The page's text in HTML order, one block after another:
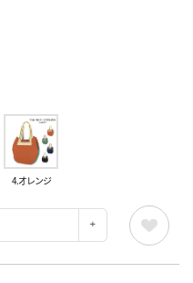
4.オレンジ